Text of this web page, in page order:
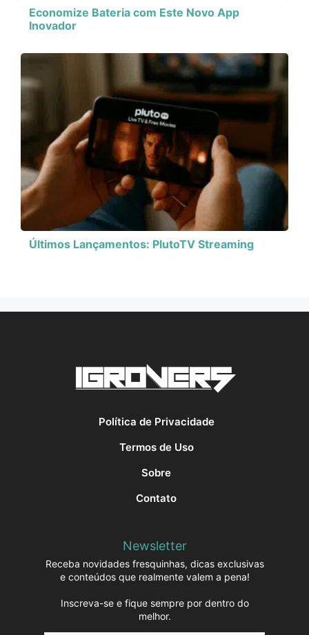
Economize Bateria com Este Novo App
Inovador
Últimos Lançamentos: PlutoTV Streaming
Política de Privacidade
Termos de Uso
Sobre
Contato
Newsletter
Receba novidades fresquinhas, dicas exclusivas
e conteúdos que realmente valem a pena!
Inscreva-se e fique sempre por dentro do
melhor.